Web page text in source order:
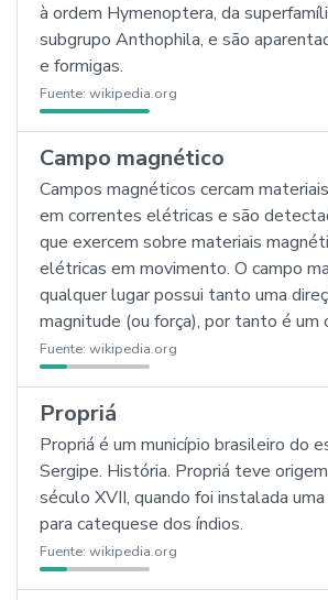
à ordem Hymenoptera, da
subgrupo Anthophila, e são
e formigas.
Fuente: wikipedia.org
Campo magnético
Campos magnéticos cercam materiais
em correntes elétricas e são
que exercem sobre materiais
elétricas em movimento. O campo
qualquer lugar possui tanto uma
magnitude (ou força), por tanto é um
Fuente: wikipedia.org
Propriá
Propriá é um município brasileiro do
Sergipe. História. Propriá teve
século XVII, quando foi instalada
para catequese dos índios.
Fuente: wikipedia.org